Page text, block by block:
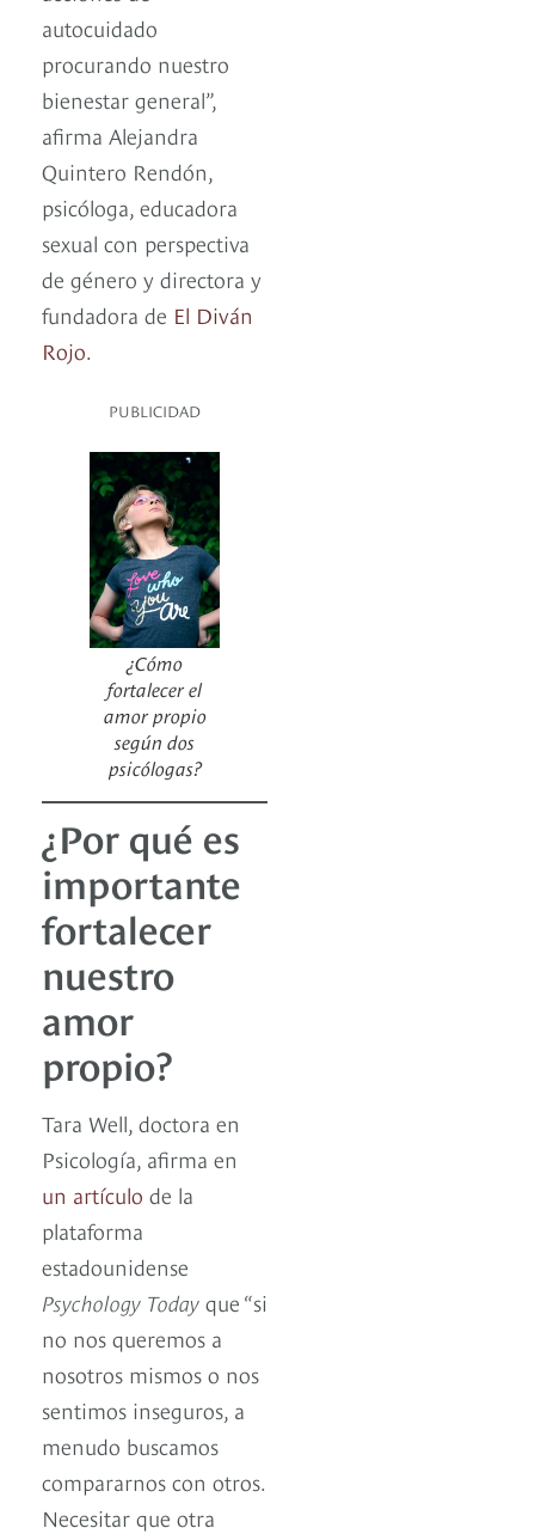
autocuidado
procurando nuestro
bienestar general”,
afirma Alejandra
Quintero Rendón,
psicóloga, educadora
sexual con perspectiva
de género y directora y
fundadora de El Diván
Rojo.
PUBLICIDAD
¿Cómo
fortalecer el
amor propio
según dos
psicólogas?
¿Por qué es
importante
fortalecer
nuestro
amor
propio?
Tara Well, doctora en
Psicología, afirma en
un artículo de la
plataforma
estadounidense
Psychology Today que “si
no nos queremos a
nosotros mismos o nos
sentimos inseguros, a
menudo buscamos
compararnos con otros.
Necesitar que otra